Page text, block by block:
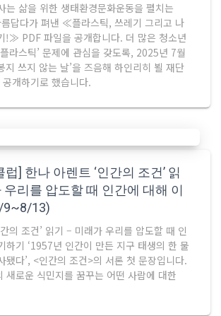
는 삶을 위한 생태환경문화운동을 펼치는
답다가 펴낸 ≪플라스틱, 쓰레기 그리고 나
!≫ PDF 파일을 공개합니다. 더 많은 청소년
라스틱’ 문제에 관심을 갖도록, 2025년 7월
지 쓰지 않는 날’을 즈음해 하인리히 뵐 재단
개하기로 했습니다.
럽] 한나 아렌트 ‘인간의 조건’ 읽
리를 압도할 때 인간에 대해 이
9~8/13)
의 조건’ 읽기 – 미래가 우리를 압도할 때 인
하기 ‘1957년 인간이 만든 지구 태생의 한 물
됐다’, <인간의 조건>의 서론 첫 문장입니다.
새로운 식민지를 꿈꾸는 어떤 사람에 대한